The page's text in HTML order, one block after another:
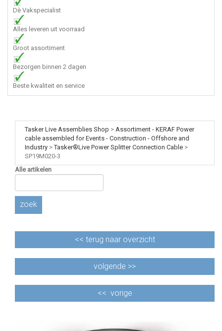
Dè Vakspecialist
Alles leveren uit voorraad
Groot assortiment
Bezorgen binnen 2 dagen
Beste kwaliteit en service
Tasker Live Assemblies Shop > Assortiment - KERAF Power
cable assembled for Events - Construction - Offshore and
Industry >Tasker®Live Power Splitter Connection Cable >
SP19M020-3
Alle artikelen
zoek
<< terug naar overzicht
volgende >>
<< vorige